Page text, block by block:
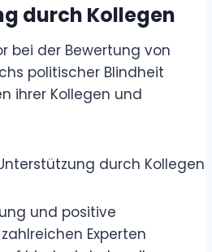
durch Kollegen
bei der Bewertung von
politischer Blindheit
ihrer Kollegen und
und positive
Experten